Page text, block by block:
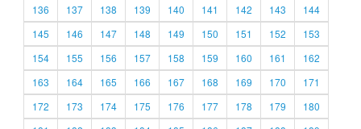
136
137 138 139 140 141 142 143
144
145
146 147 148 149 150 151 152
153
154
155 156 157 158 159 160 161
162
163
164 165 166 167 168 169 170
171
172
173 174 175 176 177 178 179
180